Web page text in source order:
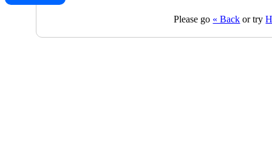
Please go « Back or try